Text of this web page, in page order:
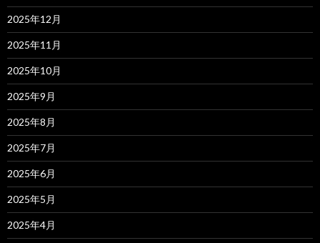
2025年12月
2025年11月
2025年10月
2025年9月
2025年8月
2025年7月
2025年6月
2025年5月
2025年4月